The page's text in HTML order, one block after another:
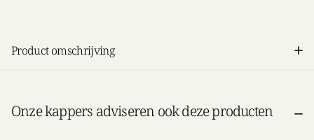
Product omschrijving
Onze kappers adviseren ook deze producten